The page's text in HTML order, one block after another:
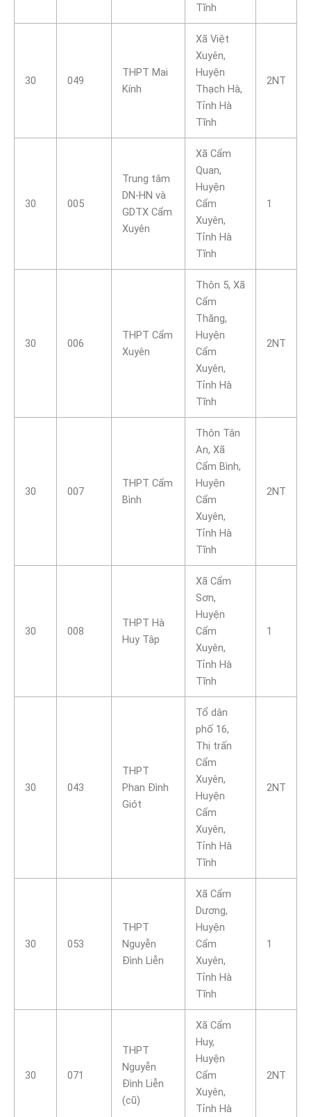
Tĩnh
30 049
THPT Mai
Kính
Xã Việt
Xuyên,
Huyện
Thạch Hà,
Tỉnh Hà
Tĩnh
2NT
30 005
Trung tâm
DN-HN và
GDTX Cẩm
Xuyên
Xã Cẩm
Quan,
Huyện
Cẩm
Xuyên,
Tỉnh Hà
Tĩnh
1
30 006
THPT Cẩm
Xuyên
Thôn 5, Xã
Cẩm
Thăng,
Huyện
Cẩm
Xuyên,
Tỉnh Hà
Tĩnh
2NT
30 007
THPT Cẩm
Bình
Thôn Tân
An, Xã
Cẩm Bình,
Huyện
Cẩm
Xuyên,
Tỉnh Hà
Tĩnh
2NT
30 008
THPT Hà
Huy Tập
Xã Cẩm
Sơn,
Huyện
Cẩm
Xuyên,
Tỉnh Hà
Tĩnh
1
30 043
THPT
Phan Đình
Giót
Tổ dân
phố 16,
Thị trấn
Cẩm
Xuyên,
Huyện
Cẩm
Xuyên,
Tỉnh Hà
Tĩnh
2NT
30 053
THPT
Nguyễn
Đình Liễn
Xã Cẩm
Dương,
Huyện
Cẩm
Xuyên,
Tỉnh Hà
Tĩnh
1
30 071
THPT
Nguyễn
Đình Liễn
(cũ)
Xã Cẩm
Huy,
Huyện
Cẩm
Xuyên,
Tỉnh Hà
2NT